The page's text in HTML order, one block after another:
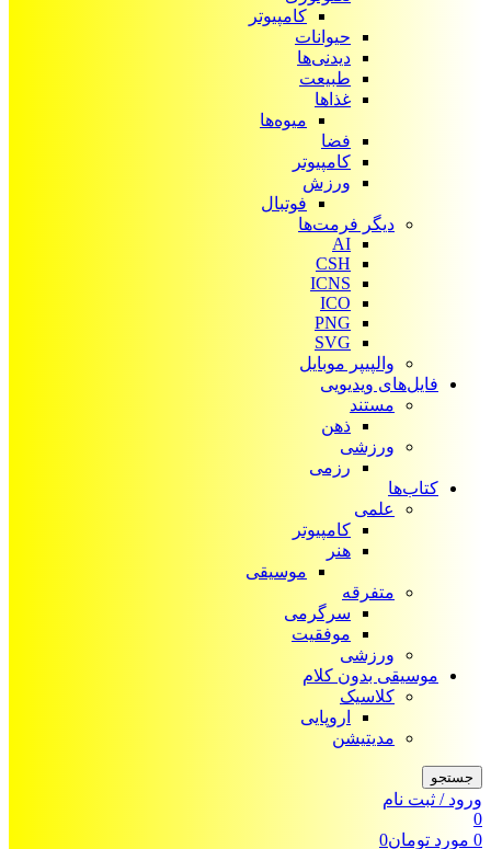
کامپیوتر
حیوانات
دیدنی‌ها
طبیعت
غذاها
میوه‌ها
فضا
کامپیوتر
ورزش
فوتبال
دیگر فرمت‌ها
AI
CSH
ICNS
ICO
PNG
SVG
والپیپر موبایل
فایل‌های ویدیویی
مستند
ذهن
ورزشی
رزمی
کتاب‌ها
علمی
کامپیوتر
هنر
موسیقی
متفرقه
سرگرمی
موفقیت
ورزشی
موسیقی بدون کلام
کلاسیک
اروپایی
مدیتیشن
جستجو
ورود / ثبت نام
0
0 مورد تومان0